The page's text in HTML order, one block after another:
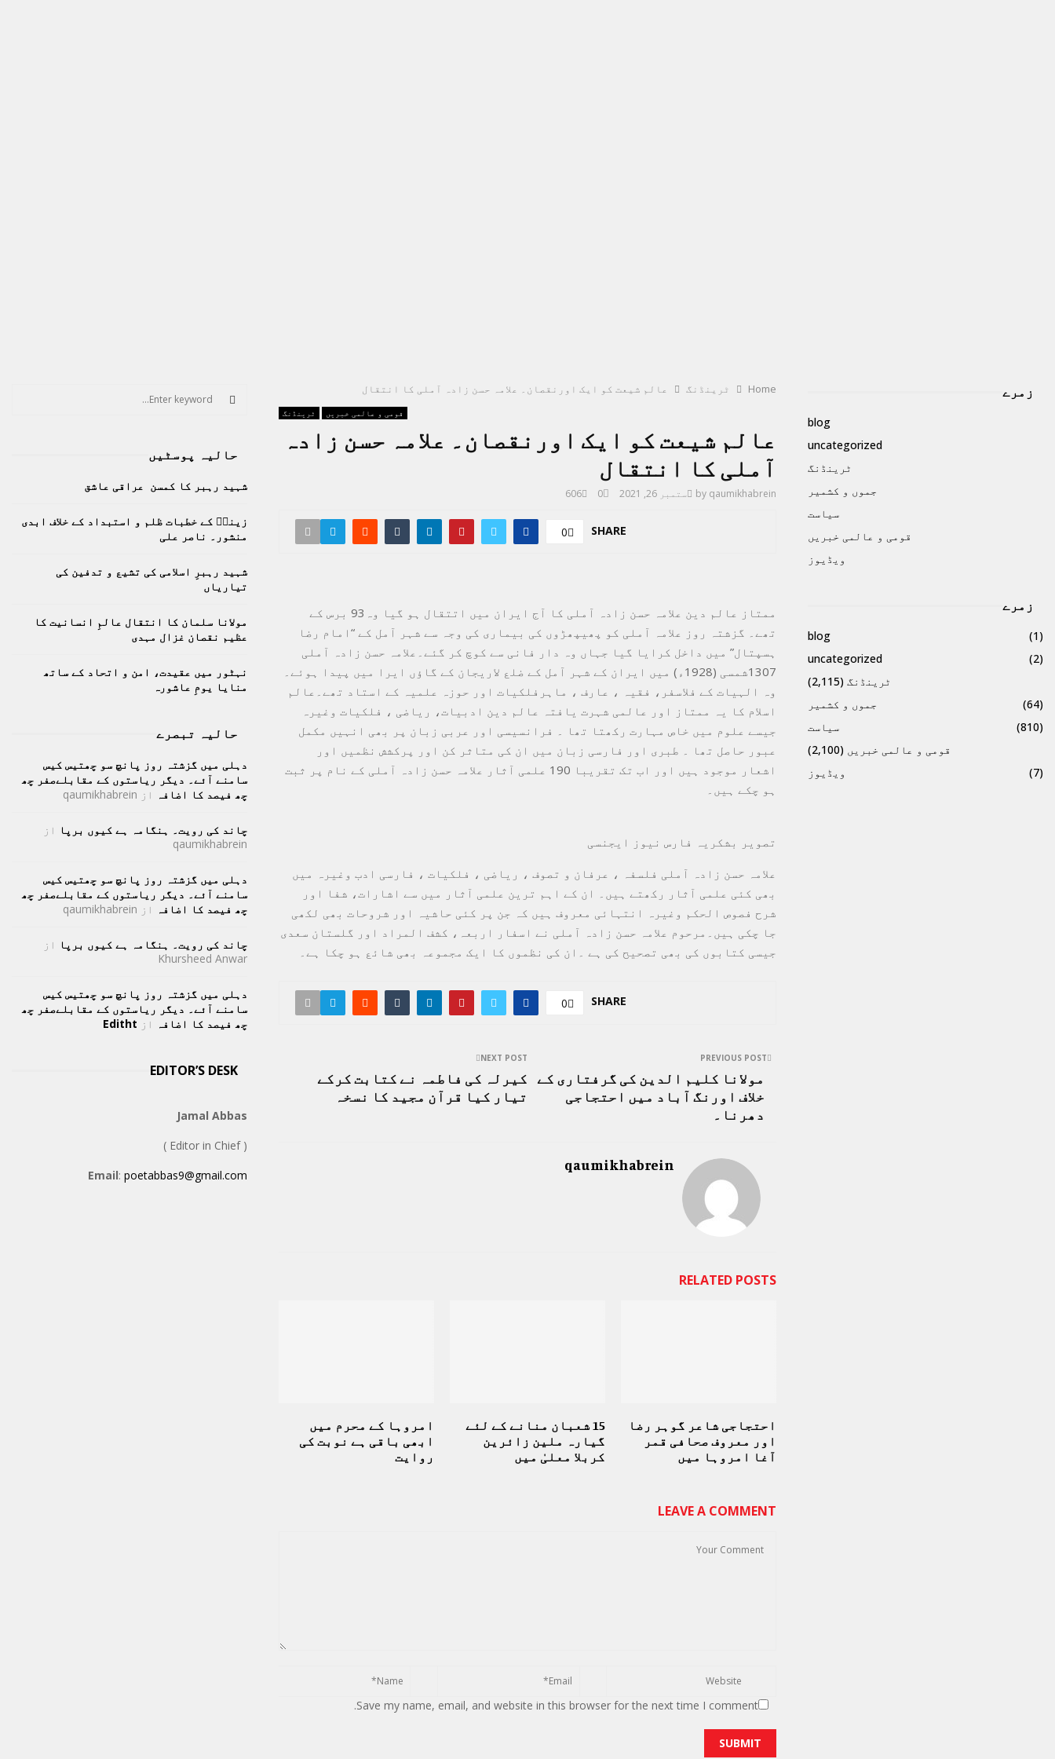
Home ٹرینڈنگ عالم شیعت کو ایک اورنقصان۔ علامہ حسن زادہ آملی کا انتقال
ٹرینڈنگ قومی و عالمی خبریں
عالم شیعت کو ایک اورنقصان۔ علامہ حسن زادہ
آملی کا انتقال
by qaumikhabrein ستمبر 26, 2021 0
606
SHARE
0
ممتاز عالم دین علامہ حسن زادہ آملی کا آج ایران میں اتتقال ہو گیا وہ93 برس کے
تھے۔ گزشتہ روز علامہ آملی کو پھیپھڑوں کی بیماری کی وجہ سے شہر آمل کے “امام رضا
ہسپتال” میں داخل کرایا گیا جہاں وہ دار فانی سے کوچ کر گئے۔علامہ حسن زادہ آملی
1307شمسی (1928ء) میں ایران کے شہر آمل کے ضلع لاریجان کے گاؤں ایرا میں پیدا ہوئے۔
وہ الہیات کے فلاسفر، فقیہ ، عارف ، ماہرفلکیات اور حوزہ علمیہ کے استاد تھے۔عالم
اسلام کا یہ ممتاز اور عالمی شہرت یافتہ عالم دین ادبیات، ریاضی ، فلکیات وغیرہ
جیسے علوم میں خاص مہارت رکھتا تھا ۔ فرانسیسی اور عربی زبان پر بھی انہیں مکمل
عبور حاصل تھا ۔ طبری اور فارسی زبان میں ان کی متاثر کن اور پرکشش نظمیں اور
اشعار موجود ہیں اور اب تک تقریبا 190 علمی آثار علامہ حسن زادہ آملی کے نام پر ثبت
ہو چکے ہیں۔
تصویر بشکریہ فارس نیوز ایجنسی
علامہ حسن زادہ آملی فلسفہ ، عرفان و تصوف ، ریاضی ، فلکیات ، فارسی ادب وغیرہ میں
بھی کئی علمی آثار رکھتے ہیں۔ ان کے اہم ترین علمی آثار میں سے اشارات، شفا اور
شرح فصوص الحکم وغیرہ انتہائی معروف ہیں کہ جن پر کئی حاشیہ اور شروحات بھی لکھی
جا چکی ہیں۔مرحوم علامہ حسن زادہ آملی نے اسفار اربعہ، کشف المراد اور گلستان سعدی
جیسی کتابوں کی بھی تصحیح کی ہے ۔ان کی نظموں کا ایک مجموعہ بھی شائع ہو چکا ہے۔
SHARE
0
PREVIOUS POST
مولانا کلیم الدین کی گرفتاری کے
خلاف اورنگ آباد میں احتجاجی
دھرنا۔
NEXT POST
کیرلہ کی فاطمہ نے کتابت کرکے
تیار کیا قرآن مجید کا نسخہ
qaumikhabrein
RELATED POSTS
امروہا کے محرم میں
ابھی باقی ہے نوبت کی
روایت
15 شعبان منانے کے لئے
گیارہ ملین زائرین
کربلا معلیٰ میں
احتجاجی شاعر گوہر رضا
اور معروف صحافی قمر
آغا امروہا میں
LEAVE A COMMENT
Save my name, email, and website in this browser for the next time I comment.
زمرے
blog
uncategorized
ٹرینڈنگ
جموں و کشمیر
سیاست
قومی و عالمی خبریں
ویڈیوز
زمرے
blog
(1)
uncategorized
(2)
ٹرینڈنگ (2,115)
جموں و کشمیر
(64)
سیاست
(810)
قومی و عالمی خبریں (2,100)
ویڈیوز
(7)
f
r
:
E
A
R
H
حالیہ پوسٹیں
شہید رہبر کا کمسن عراقی عاشق
زینبؑ کے خطبات ظلم و استبداد کے خلاف ابدی
منشور۔ ناصر علی
شہید رہبرِ اسلامی کی تشیع و تدفین کی
تیاریاں
مولانا سلمان کا انتقال عالمِ انسانیت کا
عظیم نقصان غزال مہدی
نہٹور میں عقیدت، امن و اتحاد کے ساتھ
منایا یومِ عاشورہ
حالیہ تبصرے
دہلی میں گزشتہ روز پانچ سو چھتیس کیس
سامنے آئے۔ دیگر ریاستوں کے مقابلےصفر چھ
چھ فیصد کا اضافہ از qaumikhabrein
چاند کی رویت۔ ہنگامہ ہے کیوں برپا از
qaumikhabrein
دہلی میں گزشتہ روز پانچ سو چھتیس کیس
سامنے آئے۔ دیگر ریاستوں کے مقابلےصفر چھ
چھ فیصد کا اضافہ از qaumikhabrein
چاند کی رویت۔ ہنگامہ ہے کیوں برپا از
Khursheed Anwar
دہلی میں گزشتہ روز پانچ سو چھتیس کیس
سامنے آئے۔ دیگر ریاستوں کے مقابلےصفر چھ
چھ فیصد کا اضافہ از Editht
EDITOR’S DESK
Jamal Abbas
( Editor in Chief )
Email: poetabbas9@gmail.com